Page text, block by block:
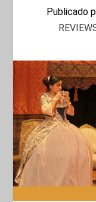
Publicado